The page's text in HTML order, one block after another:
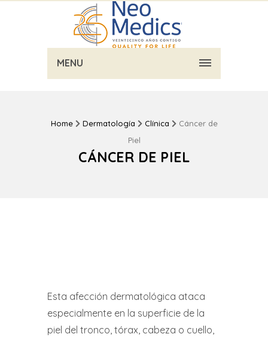
MENU
Home Dermatología Clínica
Cáncer de
Piel
CÁNCER DE PIEL
Esta afección dermatológica ataca
especialmente en la superficie de la
piel del tronco, tórax, cabeza o cuello,